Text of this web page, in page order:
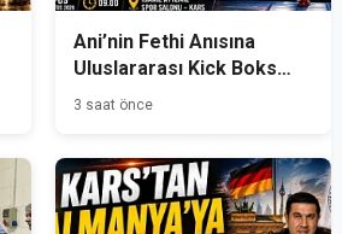
Ani’nin Fethi Anısına
Uluslararası Kick Boks
Heyecanı Kars’ta
3 saat önce